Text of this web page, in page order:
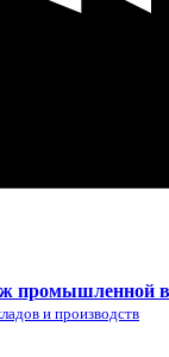
промышленной
и производств